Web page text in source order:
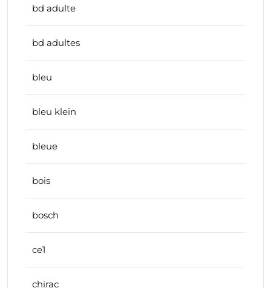
bd adulte
bd adultes
bleu
bleu klein
bleue
bois
bosch
ce1
chirac